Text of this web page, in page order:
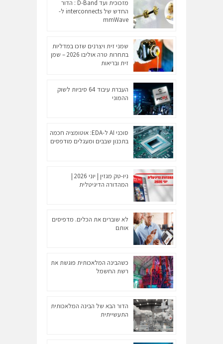
מזכוכית ועד D-Band : הדור
החדש של interconnects ל-
mmWave
שמני זית ויצרנים שזכו במדליות
בתחרות טרה אוליבו 2026 – שמן
זית ובריאות
העברת עיבוד 64 סיביות לשוק
ההמוני
סוכני AI ל-EDA: אוטומציה חכמה
בתכנון שבבים ומעגלים מודפסים
ניו-טק מגזין | יוני 2026 |
המהדורה הדיגיטלית
לא שוברים את הכלים. מדפיסים
אותם
כשהבינה המלאכותית פוגשת את
רשת החשמל
הדור הבא של הבינה המלאכותית
התעשייתית